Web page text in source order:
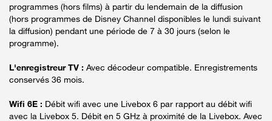
programmes (hors films) à partir du lendemain de la diffusion
(hors programmes de Disney Channel disponibles le lundi suivant
la diffusion) pendant une période de 7 à 30 jours (selon le
programme).
L'enregistreur TV : Avec décodeur compatible. Enregistrements
conservés 36 mois.
Wifi 6E : Débit wifi avec une Livebox 6 par rapport au débit wifi
avec la Livebox 5. Débit en 5 GHz à proximité de la Livebox. Avec